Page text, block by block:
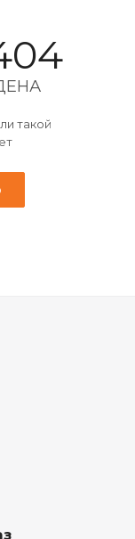
такой